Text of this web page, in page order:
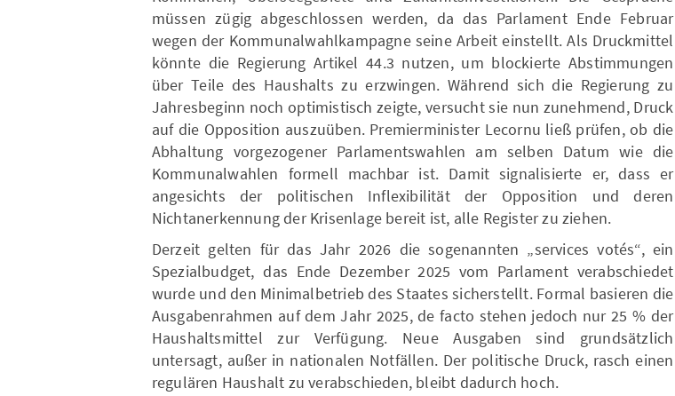
müssen zügig abgeschlossen werden, da das Parlament Ende Februar
wegen der Kommunalwahlkampagne seine Arbeit einstellt. Als Druckmittel
könnte die Regierung Artikel 44.3 nutzen, um blockierte Abstimmungen
über Teile des Haushalts zu erzwingen. Während sich die Regierung zu
Jahresbeginn noch optimistisch zeigte, versucht sie nun zunehmend, Druck
auf die Opposition auszuüben. Premierminister Lecornu ließ prüfen, ob die
Abhaltung vorgezogener Parlamentswahlen am selben Datum wie die
Kommunalwahlen formell machbar ist. Damit signalisierte er, dass er
angesichts der politischen Inflexibilität der Opposition und deren
Nichtanerkennung der Krisenlage bereit ist, alle Register zu ziehen.
Derzeit gelten für das Jahr 2026 die sogenannten „services votés“, ein
Spezialbudget, das Ende Dezember 2025 vom Parlament verabschiedet
wurde und den Minimalbetrieb des Staates sicherstellt. Formal basieren die
Ausgabenrahmen auf dem Jahr 2025, de facto stehen jedoch nur 25 % der
Haushaltsmittel zur Verfügung. Neue Ausgaben sind grundsätzlich
untersagt, außer in nationalen Notfällen. Der politische Druck, rasch einen
regulären Haushalt zu verabschieden, bleibt dadurch hoch.